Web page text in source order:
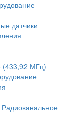
датчики
(433,92 МГц)
Радиоканальное